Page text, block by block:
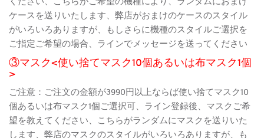
ケースを送りいたします、弊店がおまけのケースのスタイル
がいろいろありますが、もしさらに機種のスタイルご選択を
ご指定ご希望の場合、ラインでメッセージを送ってください
③マスク<使い捨てマスク10個あるいは布マスク1個
>
ご注意：ご注文の金額が3990円以上ならば使い捨てマスク10
個あるいは布マスク1個ご選択可、ライン登録後、マスクご希
望を教えてください、こちらがランダムにマスクを送りいた
します、弊店のマスクのスタイルがいろいろありますが、も